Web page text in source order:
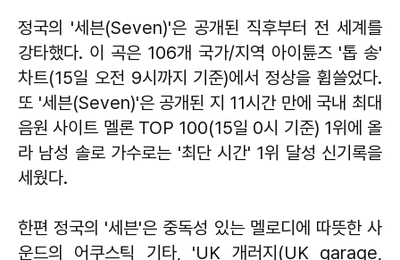
정국의 '세븐(Seven)'은 공개된 직후부터 전 세계를
강타했다. 이 곡은 106개 국가/지역 아이튠즈 '톱 송'
차트(15일 오전 9시까지 기준)에서 정상을 휩쓸었다.
또 '세븐(Seven)'은 공개된 지 11시간 만에 국내 최대
음원 사이트 멜론 TOP 100(15일 0시 기준) 1위에 올
라 남성 솔로 가수로는 '최단 시간' 1위 달성 신기록을
세웠다.
한편 정국의 '세븐'은 중독성 있는 멜로디에 따뜻한 사
운드의 어쿠스틱 기타, 'UK 개러지(UK garage,